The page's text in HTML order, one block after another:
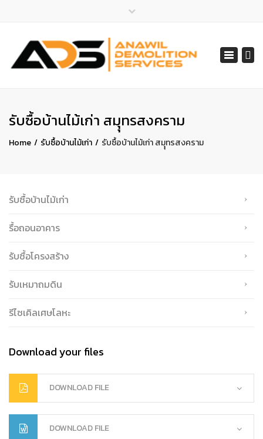
ไลน์ไอดี 065-401-2852
สายด่วน 065-401-2852, 061-548-1805 Toggle
รับซื้อบ้านไม้เก่า สมุุทรสงคราม
Home รับซื้อบ้านไม้เก่า รับซื้อบ้านไม้เก่า สมุุทรสงคราม
รับซื้อบ้านไม้เก่า
รื้อถอนอาคาร
รับซื้อโครงสร้าง
รับเหมาถมดิน
รีไซเคิลเศษโลหะ
Download your files
DOWNLOAD FILE
DOWNLOAD FILE